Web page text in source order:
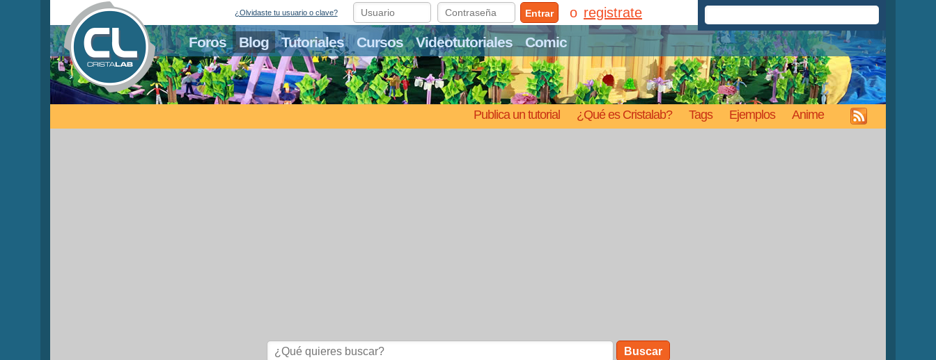
Foros Blog Tutoriales Cursos Videotutoriales Comic
Publica un tutorial ¿Qué es Cristalab? Tags Ejemplos Anime
¿Olvidaste tu usuario o clave? Entrar registrate
Buscar